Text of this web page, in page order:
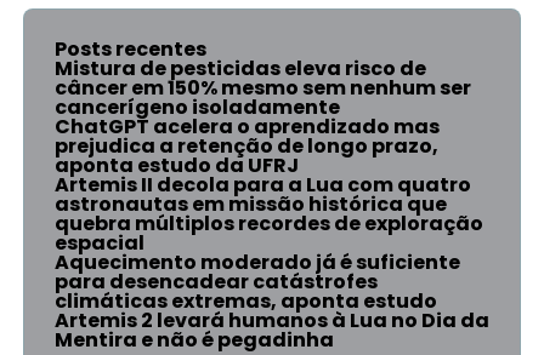
Posts recentes
Mistura de pesticidas eleva risco de
câncer em 150% mesmo sem nenhum ser
cancerígeno isoladamente
ChatGPT acelera o aprendizado mas
prejudica a retenção de longo prazo,
aponta estudo da UFRJ
Artemis II decola para a Lua com quatro
astronautas em missão histórica que
quebra múltiplos recordes de exploração
espacial
Aquecimento moderado já é suficiente
para desencadear catástrofes
climáticas extremas, aponta estudo
Artemis 2 levará humanos à Lua no Dia da
Mentira e não é pegadinha